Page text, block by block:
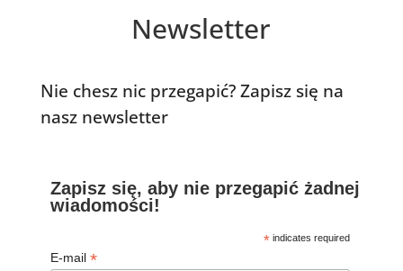
Newsletter
Nie chesz nic przegapić? Zapisz się na
nasz newsletter
Zapisz się, aby nie przegapić żadnej
wiadomości!
* indicates required
E-mail *